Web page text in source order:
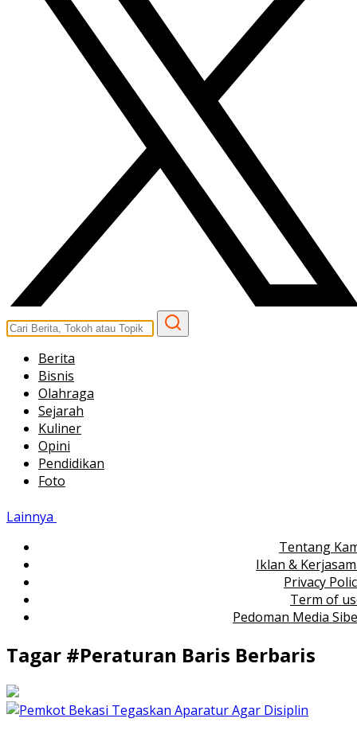
Berita
Bisnis
Olahraga
Sejarah
Kuliner
Opini
Pendidikan
Foto
Lainnya
Tentang
Iklan &
Privacy
Term of
Pedoman Media
Tagar #Peraturan Baris Berbaris